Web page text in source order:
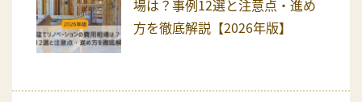
場は？事例12選と注意点・進め
方を徹底解説【2026年版】